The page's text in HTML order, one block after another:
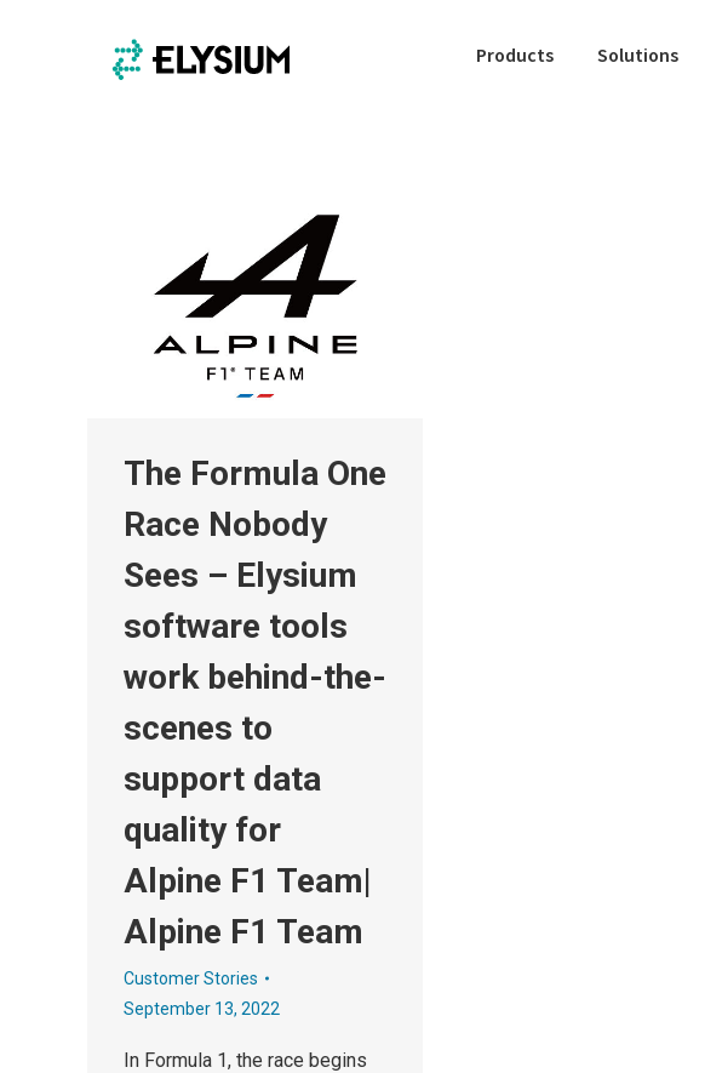
Products Solutions
The Formula One
Race Nobody
Sees – Elysium
software tools
work behind-the-
scenes to
support data
quality for
Alpine F1 Team|
Alpine F1 Team
Customer Stories
September 13, 2022
In Formula 1, the race begins